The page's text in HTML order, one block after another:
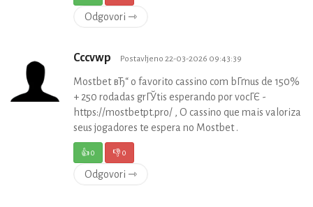
Odgovori ⇾
Cccvwp Postavljeno 22-03-2026 09:43:39
Mostbet вЂ“ o favorito cassino com bГґnus de 150%
+ 250 rodadas grГЎtis esperando por vocГЄ -
https://mostbetpt.pro/ , O cassino que mais valoriza
seus jogadores te espera no Mostbet .
👍0 👎0
Odgovori ⇾